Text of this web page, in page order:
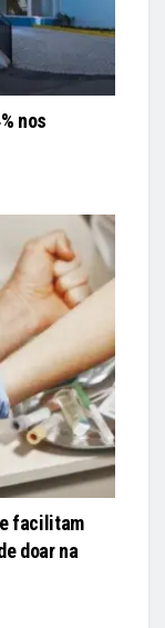
nos
facilitam
doar na